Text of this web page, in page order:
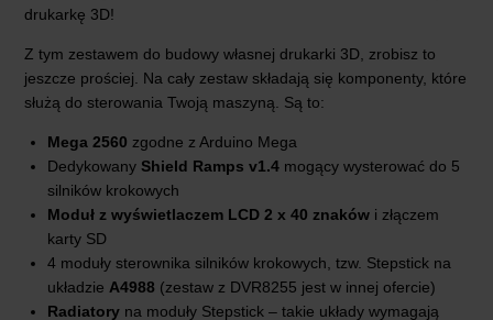
drukarkę 3D!
Z tym zestawem do budowy własnej drukarki 3D, zrobisz to
jeszcze prościej. Na cały zestaw składają się komponenty, które
służą do sterowania Twoją maszyną. Są to:
Mega 2560 zgodne z Arduino Mega
Dedykowany Shield Ramps v1.4 mogący wysterować do 5
silników krokowych
Moduł z wyświetlaczem LCD 2 x 40 znaków i złączem
karty SD
4 moduły sterownika silników krokowych, tzw. Stepstick na
układzie A4988 (zestaw z DVR8255 jest w innej ofercie)
Radiatory na moduły Stepstick – takie układy wymagają